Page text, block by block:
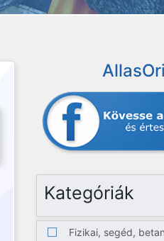
Kategóriák
Fizikai, segéd,